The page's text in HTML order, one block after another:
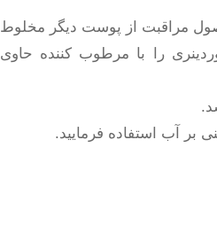
مراقبت از پوست دیگر مخلوط
را با مرطوب کننده حاوی
بر آب استفاده فرمایید.